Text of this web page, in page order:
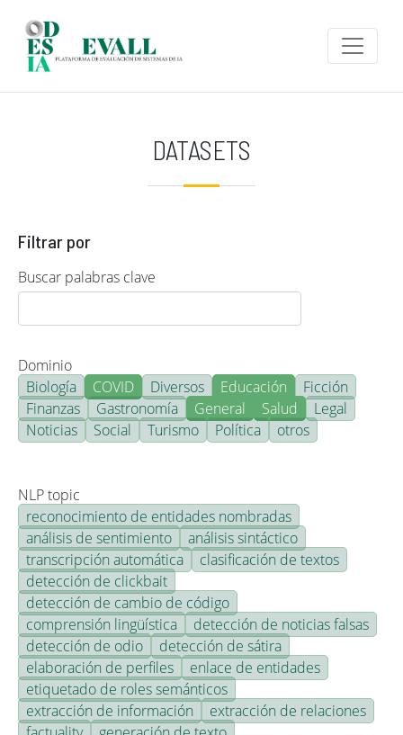
DATASETS
Filtrar por
Buscar palabras clave
Dominio
Biología
COVID Diversos Educación
Ficción
Finanzas
Gastronomía General Salud
Legal
Noticias
Social Turismo Política otros
NLP topic
reconocimiento de entidades nombradas
análisis de sentimiento
análisis sintáctico
transcripción automática
clasificación de textos
detección de clickbait
detección de cambio de código
comprensión lingüística
detección de noticias falsas
detección de odio
detección de sátira
elaboración de perfiles
enlace de entidades
etiquetado de roles semánticos
extracción de información
extracción de relaciones